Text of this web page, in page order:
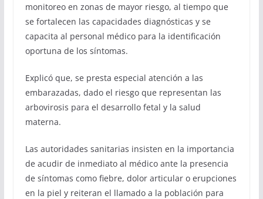
monitoreo en zonas de mayor riesgo, al tiempo que
se fortalecen las capacidades diagnósticas y se
capacita al personal médico para la identificación
oportuna de los síntomas.
Explicó que, se presta especial atención a las
embarazadas, dado el riesgo que representan las
arbovirosis para el desarrollo fetal y la salud
materna.
Las autoridades sanitarias insisten en la importancia
de acudir de inmediato al médico ante la presencia
de síntomas como fiebre, dolor articular o erupciones
en la piel y reiteran el llamado a la población para